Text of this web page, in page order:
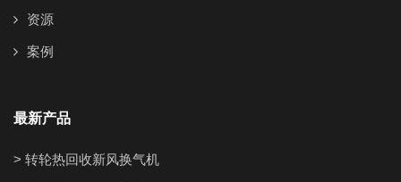
资源
案例
最新产品
> 转轮热回收新风换气机